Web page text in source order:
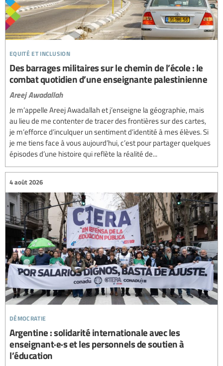
equité et inclusion
Des barrages militaires sur le chemin de l’école : le
combat quotidien d’une enseignante palestinienne
Areej Awadallah
Je m’appelle Areej Awadallah et j’enseigne la géographie, mais
au lieu de me contenter de tracer des frontières sur des cartes,
je m’efforce d’inculquer un sentiment d’identité à mes élèves. Si
je me tiens face à vous aujourd’hui, c’est pour partager quelques
épisodes d’une histoire qui reflète la réalité de...
démocratie
4 août 2026
Argentine : solidarité internationale avec les
enseignant·e·s et les personnels de soutien à
l’éducation